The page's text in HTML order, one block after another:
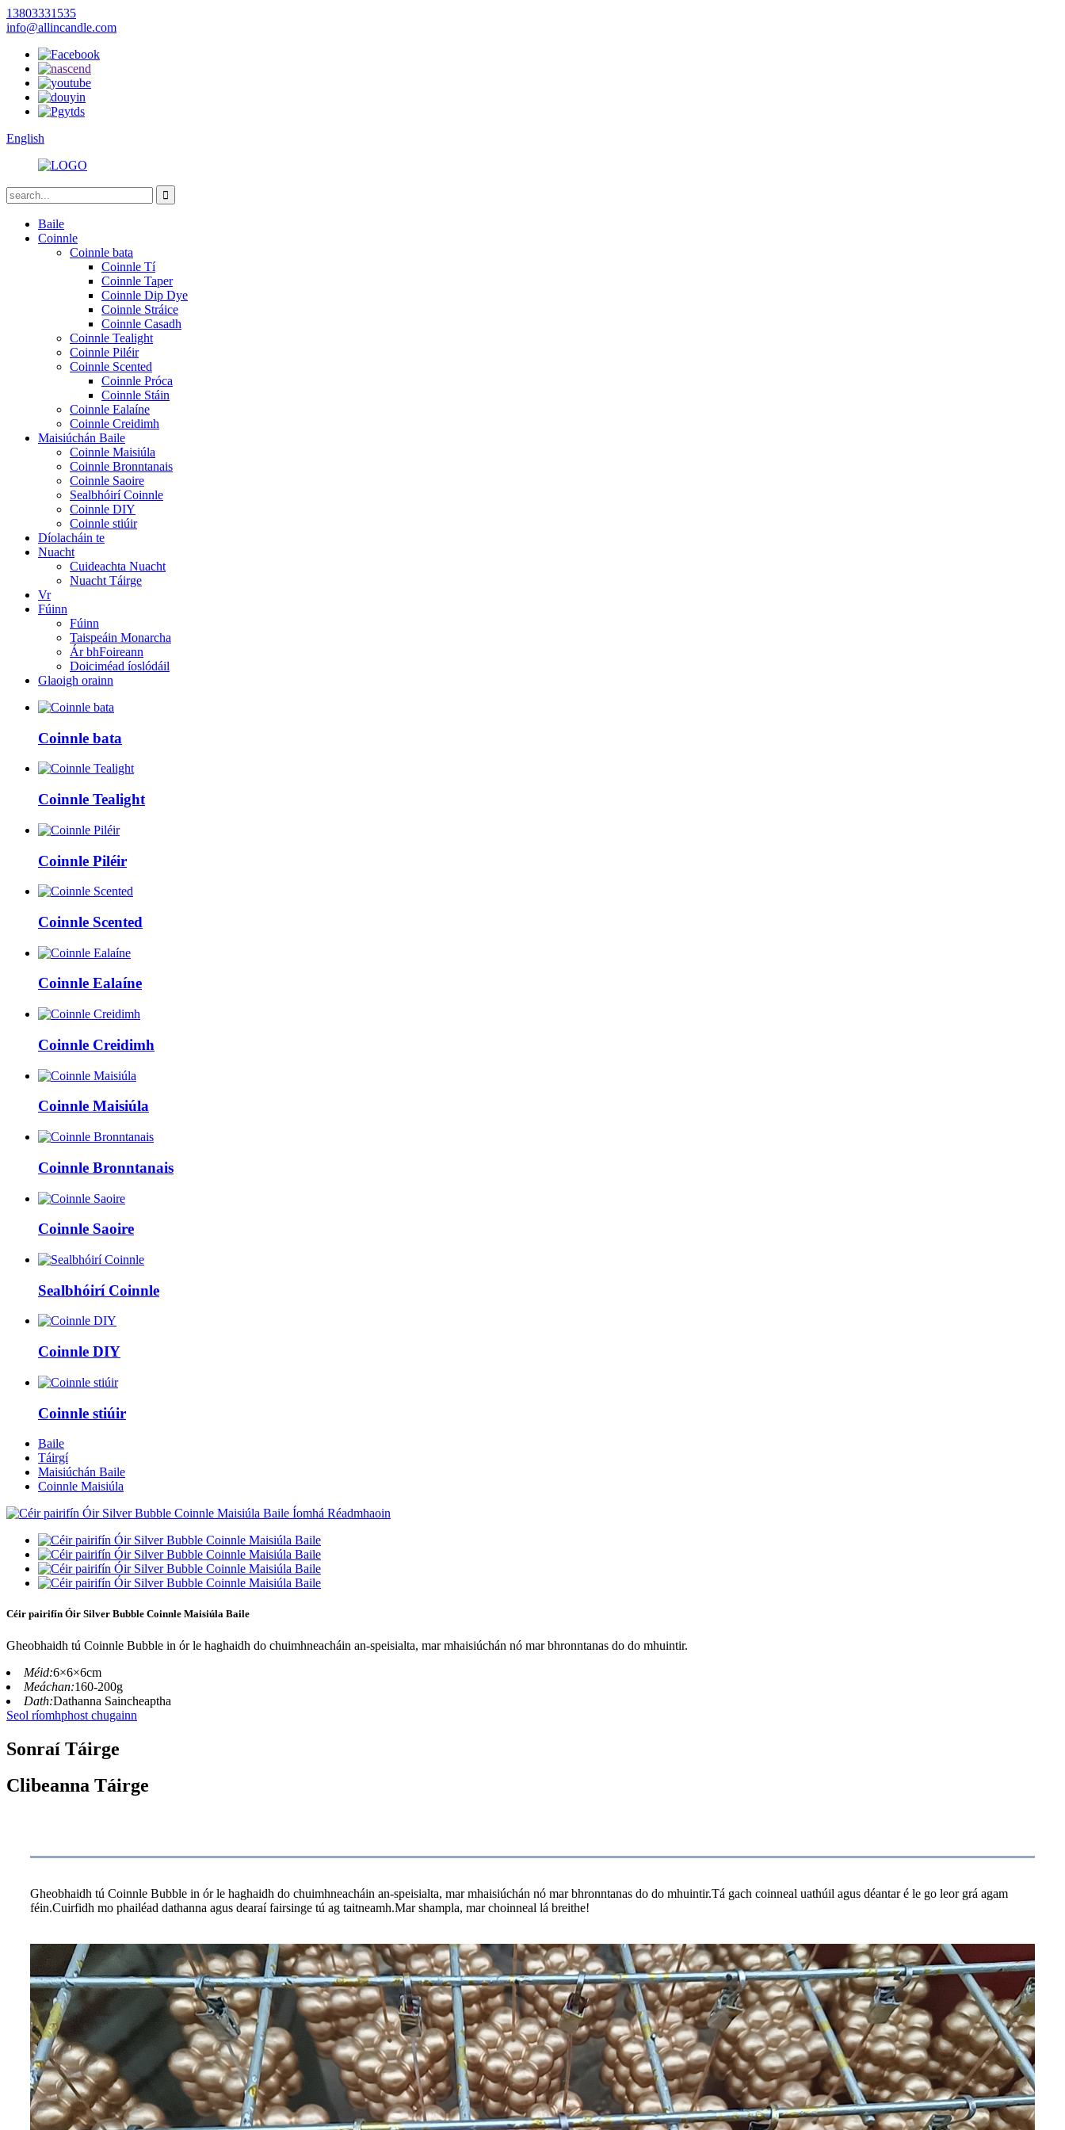
13803331535
info@allincandle.com
English
Baile
Coinnle
Coinnle bata
Coinnle Tí
Coinnle Taper
Coinnle Dip Dye
Coinnle Stráice
Coinnle Casadh
Coinnle Tealight
Coinnle Piléir
Coinnle Scented
Coinnle Próca
Coinnle Stáin
Coinnle Ealaíne
Coinnle Creidimh
Maisiúchán Baile
Coinnle Maisiúla
Coinnle Bronntanais
Coinnle Saoire
Sealbhóirí Coinnle
Coinnle DIY
Coinnle stiúir
Díolacháin te
Nuacht
Cuideachta Nuacht
Nuacht Táirge
Vr
Fúinn
Fúinn
Taispeáin Monarcha
Ár bhFoireann
Doiciméad íoslódáil
Glaoigh orainn
Coinnle bata
Coinnle Tealight
Coinnle Piléir
Coinnle Scented
Coinnle Ealaíne
Coinnle Creidimh
Coinnle Maisiúla
Coinnle Bronntanais
Coinnle Saoire
Sealbhóirí Coinnle
Coinnle DIY
Coinnle stiúir
Baile
Táirgí
Maisiúchán Baile
Coinnle Maisiúla
Céir pairifín Óir Silver Bubble Coinnle Maisiúla Baile
Gheobhaidh tú Coinnle Bubble in ór le haghaidh do chuimhneacháin an-speisialta, mar mhaisiúchán nó mar bhronntanas do do mhuintir.
Méid:6×6×6cm
Meáchan:160-200g
Dath:Dathanna Saincheaptha
Seol ríomhphost chugainn
Sonraí Táirge
Clibeanna Táirge
Gheobhaidh tú Coinnle Bubble in ór le haghaidh do chuimhneacháin an-speisialta, mar mhaisiúchán nó mar bhronntanas do do mhuintir.Tá gach coinneal uathúil agus déantar é le go leor grá agam
féin.Cuirfidh mo phailéad dathanna agus dearaí fairsinge tú ag taitneamh.Mar shampla, mar choinneal lá breithe!